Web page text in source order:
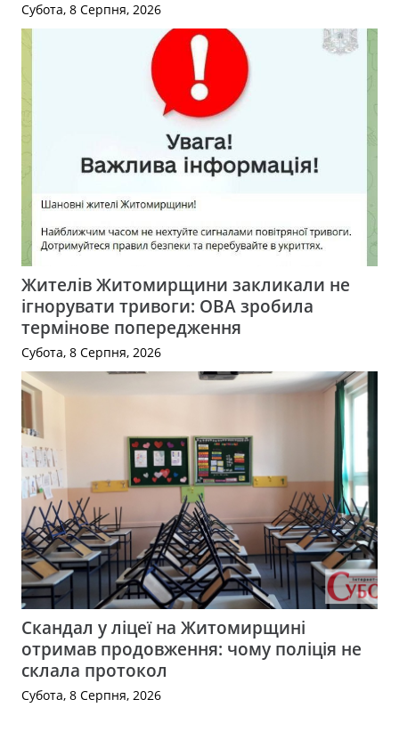
Субота, 8 Серпня, 2026
Жителів Житомирщини закликали не
ігнорувати тривоги: ОВА зробила
термінове попередження
Субота, 8 Серпня, 2026
Скандал у ліцеї на Житомирщині
отримав продовження: чому поліція не
склала протокол
Субота, 8 Серпня, 2026